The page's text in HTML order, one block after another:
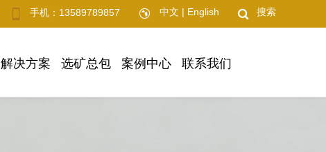
搜索
手机：13589789857 中文 | English
解决方案 选矿总包 案例中心 联系我们